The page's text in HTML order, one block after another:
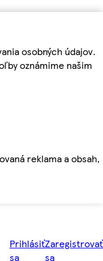
osobných údajov.
oznámime našim
reklama a obsah,
Prihlásiť
sa
Zaregistrovať
sa